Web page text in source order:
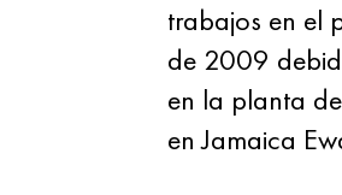
trabajos en el
de 2009
en la planta
en Jamaica